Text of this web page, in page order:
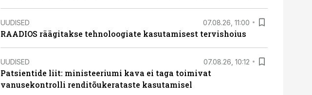
UUDISED 07.08.26, 11:00
RAADIOS räägitakse tehnoloogiate kasutamisest tervishoius
UUDISED 07.08.26, 10:12
Patsientide liit: ministeeriumi kava ei taga toimivat
vanusekontrolli renditõukerataste kasutamisel